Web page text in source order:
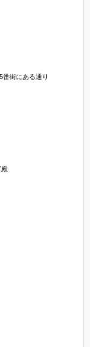
街にある通り
殿